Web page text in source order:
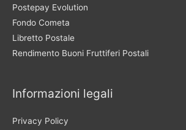
Postepay Evolution
Fondo Cometa
Libretto Postale
Rendimento Buoni Fruttiferi Postali
Informazioni legali
Privacy Policy